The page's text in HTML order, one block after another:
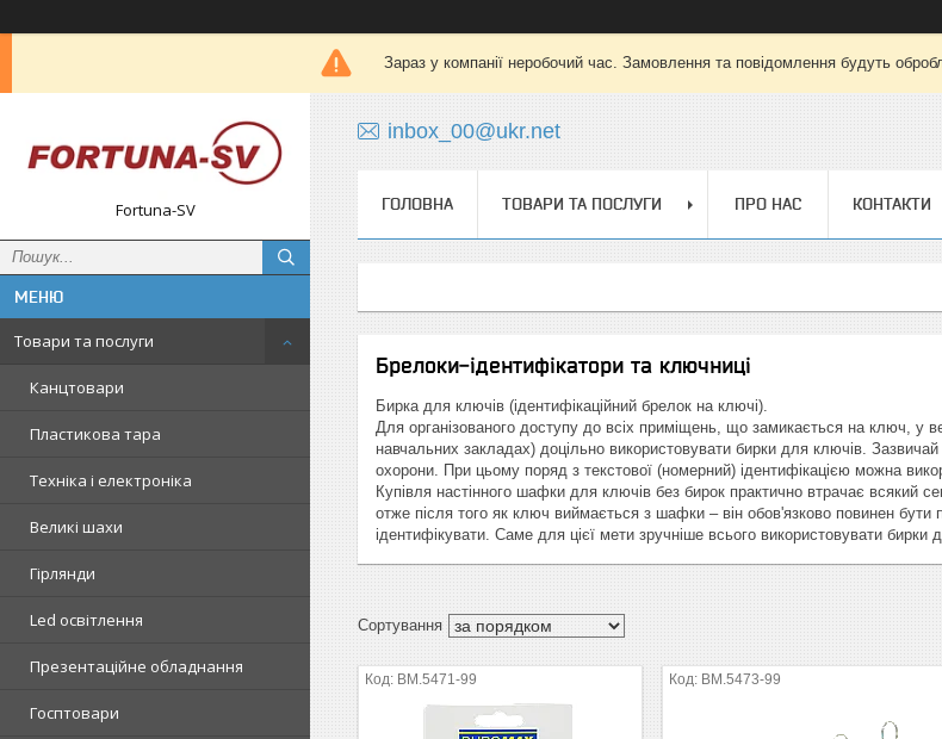
Зараз у компанії неробочий час. Замовлення та повідомлення будуть
Fortuna-SV
Товари та послуги
Канцтовари
Пластикова тара
Техніка і електроніка
Великі шахи
Гірлянди
Led освітлення
Презентаційне обладнання
Госптовари
inbox_00@ukr.net
ГОЛОВНА ТОВАРИ ТА ПОСЛУГИ ПРО НАС КОНТАКТИ
Брелоки‑ідентифікатори та ключниці
Бирка для ключів (ідентифікаційний брелок на ключі).
Для організованого доступу до всіх приміщень, що замикається на ключ, у
навчальних закладах) доцільно використовувати бирки для ключів.
охорони. При цьому поряд з текстової (номерний) ідентифікацією можна
Купівля настінного шафки для ключів без бирок практично втрачає всякий
отже після того як ключ виймається з шафки – він обов'язково повинен
ідентифікувати. Саме для цієї мети зручніше всього використовувати бирки
BM.5471-99 BM.5473-99